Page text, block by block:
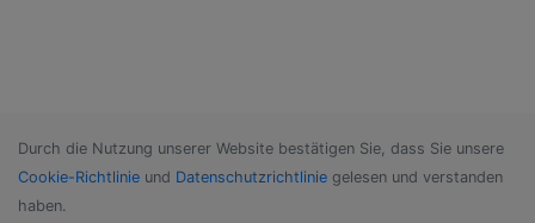
Durch die Nutzung unserer Website bestätigen Sie, dass Sie unsere
Cookie-Richtlinie und Datenschutzrichtlinie gelesen und verstanden
haben.